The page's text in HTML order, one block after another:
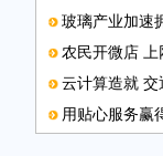
玻璃产业加速
农民开微店 上
云计算造就 交
用贴心服务赢